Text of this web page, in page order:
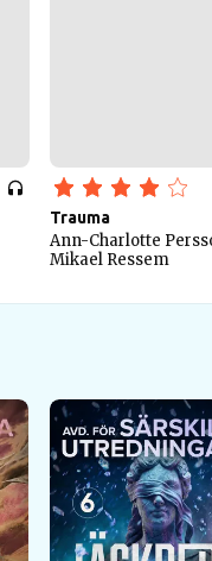
Trauma
Ann-Charlotte
Mikael Ressem